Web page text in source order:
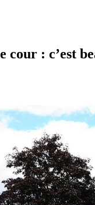
: c’est